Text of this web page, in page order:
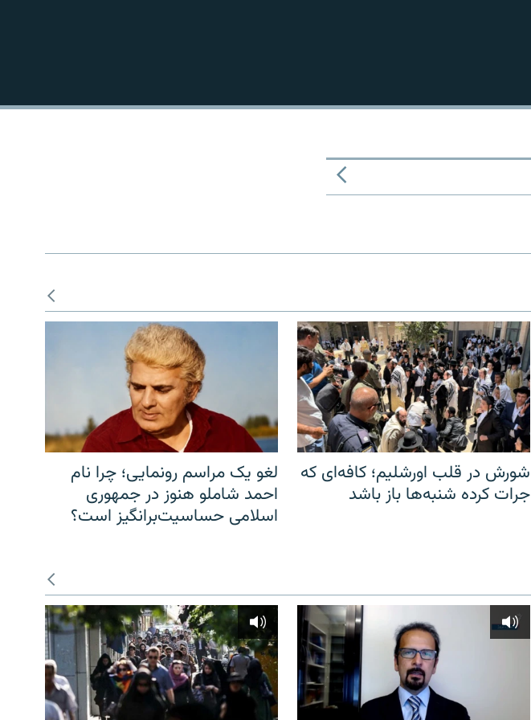
شورش در قلب اورشلیم؛ کافه‌ای که
جرات کرده شنبه‌ها باز باشد
لغو یک مراسم رونمایی؛ چرا نام
احمد شاملو هنوز در جمهوری
اسلامی حساسیت‌برانگیز است؟